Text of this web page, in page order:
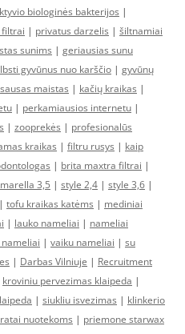
biologinės bakterijos |
filtrai | privatus darzelis | šiltnamiai
sunims | geriausias sunu
gyvūnus nuo karščio | gyvūnų
sausas maistas | kačių kraikas |
| perkamiausios internetu |
| zooprekės | profesionalūs
kraikas | filtru rusys | kaip
| brita maxtra filtrai |
marella 3,5 | style 2,4 | style 3,6 |
| tofu kraikas katėms | mediniai
| lauko nameliai | nameliai
| vaiku nameliai | su
| Darbas Vilniuje | Recruitment
kroviniu pervezimas klaipeda |
| siukliu isvezimas | klinkerio
nuotekoms | priemone starwax